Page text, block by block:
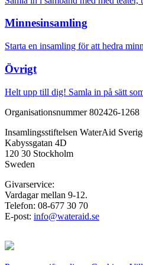
Minnesinsamling
Starta en insamling för att hedra
Övrigt
Helt upp till dig! Samla in på sätt
Organisationsnummer 802426-1268
Insamlingsstiftelsen WaterAid
Kabyssgatan 4D
120 30 Stockholm
Sweden
Givarservice:
Vardagar mellan 9-12.
Telefon: 08-677 30 70
E-post: info@wateraid.se